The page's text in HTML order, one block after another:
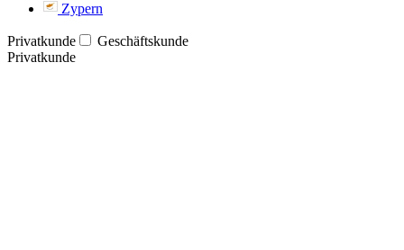
Zypern
Privatkunde
Geschäftskunde
Privatkunde